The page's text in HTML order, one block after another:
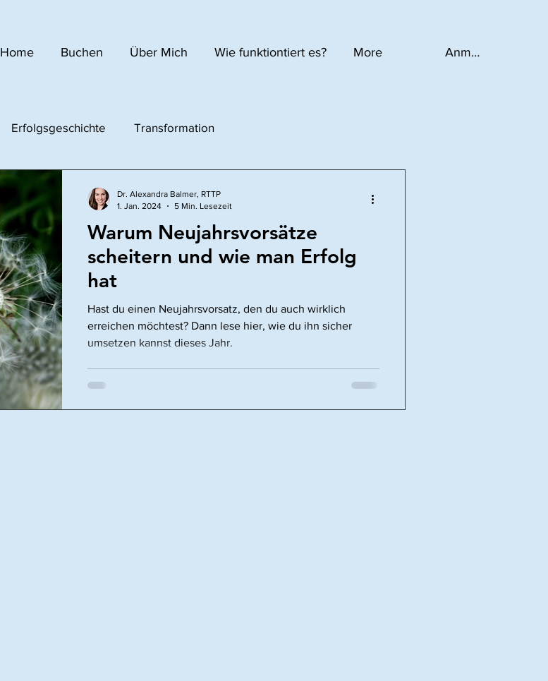
Home Buchen Über Mich Wie funktiontiert es? More Anmelden
Erfolgsgeschichte Transformation
Warum Neujahrsvorsätze
scheitern und wie man Erfolg
hat
Hast du einen Neujahrsvorsatz, den du auch wirklich
erreichen möchtest? Dann lese hier, wie du ihn sicher
umsetzen kannst dieses Jahr.
Dr. Alexandra Balmer, RTTP
1. Jan. 2024
5 Min. Lesezeit